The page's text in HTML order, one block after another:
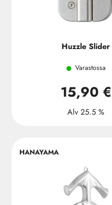
Huzzle Slider
Varastossa
15,90 €
Alv 25.5 %
HANAYAMA